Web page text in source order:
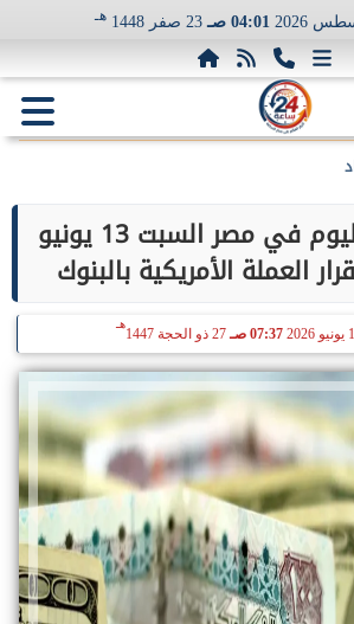
04:01 صـ 23 صفر 1448 هـ
سعر الدولار اليوم في مصر السبت 13 يونيو
07:37 صـ 27 ذو الحجة 1447
هـ